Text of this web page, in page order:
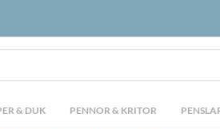
& DUK PENNOR & KRITOR